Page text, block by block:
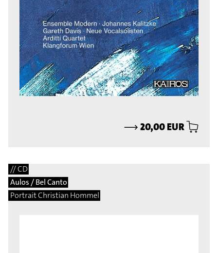
⟶20,00 EUR
// CD
Aulos / Bel Canto
Portrait Christian Hommel